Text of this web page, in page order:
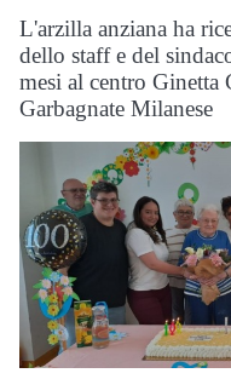
L'arzilla anziana ha
dello staff e del
mesi al centro
Garbagnate Milanese